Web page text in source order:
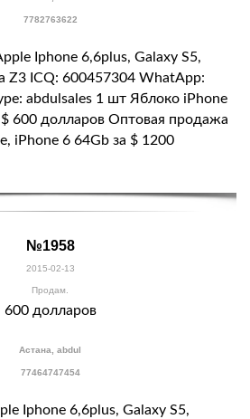
7782763622
Iphone 6,6plus, Galaxy S5,
Z3 ICQ: 600457304 WhatApp:
abdulsales 1 шт Яблоко iPhone
600 долларов Оптовая продажа
iPhone 6 64Gb за $ 1200
№1958
2015-02-13
Продам.
600 долларов
Астана, abdul
77464747454
Iphone 6,6plus, Galaxy S5,